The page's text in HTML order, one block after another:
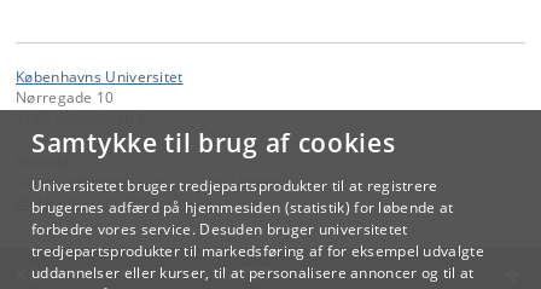
Samtykke til brug af cookies
Universitetet bruger tredjepartsprodukter til at registrere
brugernes adfærd på hjemmesiden (statistik) for løbende at
forbedre vores service. Desuden bruger universitetet
tredjepartsprodukter til markedsføring af for eksempel udvalgte
uddannelser eller kurser, til at personalisere annoncer og til at
Københavns Universitet
Nørregade 10
Videreuddannelse og Livslang Læring
lifelonglearning@adm.ku.dk
KØBENHAVNS UNIVERSITET